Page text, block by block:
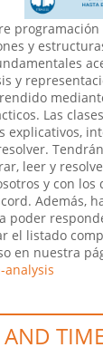
programación
y
y
Las
explicativos,
leer y
y con los
Además,
poder
el listado
en nuestra
AND